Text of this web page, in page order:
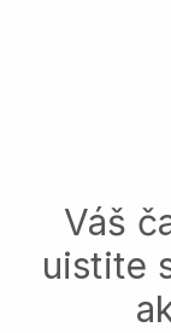
Váš
uistite